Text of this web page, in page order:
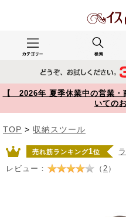
【 2026年 夏季休業中の営業・
いての
TOP > 収納スツール
売れ筋ランキング1位
レビュー：
（ 2 ）